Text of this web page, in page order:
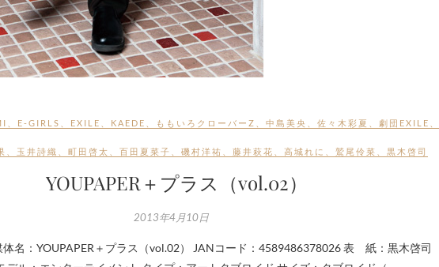
E-GIRLS EXILE KAEDE ももいろクローバーZ 中島美央 佐々木彩夏 劇団EXILE
玉井詩織 町田啓太 百田夏菜子 磯村洋祐 藤井萩花 高城れに 鷲尾伶菜 黒木啓司
YOUPAPER＋プラス（vol.02）
2013年4月10日